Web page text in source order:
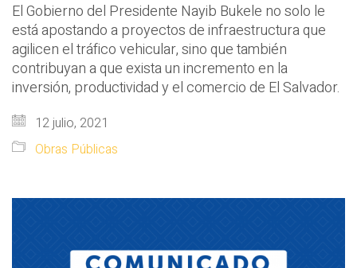
El Gobierno del Presidente Nayib Bukele no solo le
está apostando a proyectos de infraestructura que
agilicen el tráfico vehicular, sino que también
contribuyan a que exista un incremento en la
inversión, productividad y el comercio de El Salvador.
12 julio, 2021
Obras Públicas